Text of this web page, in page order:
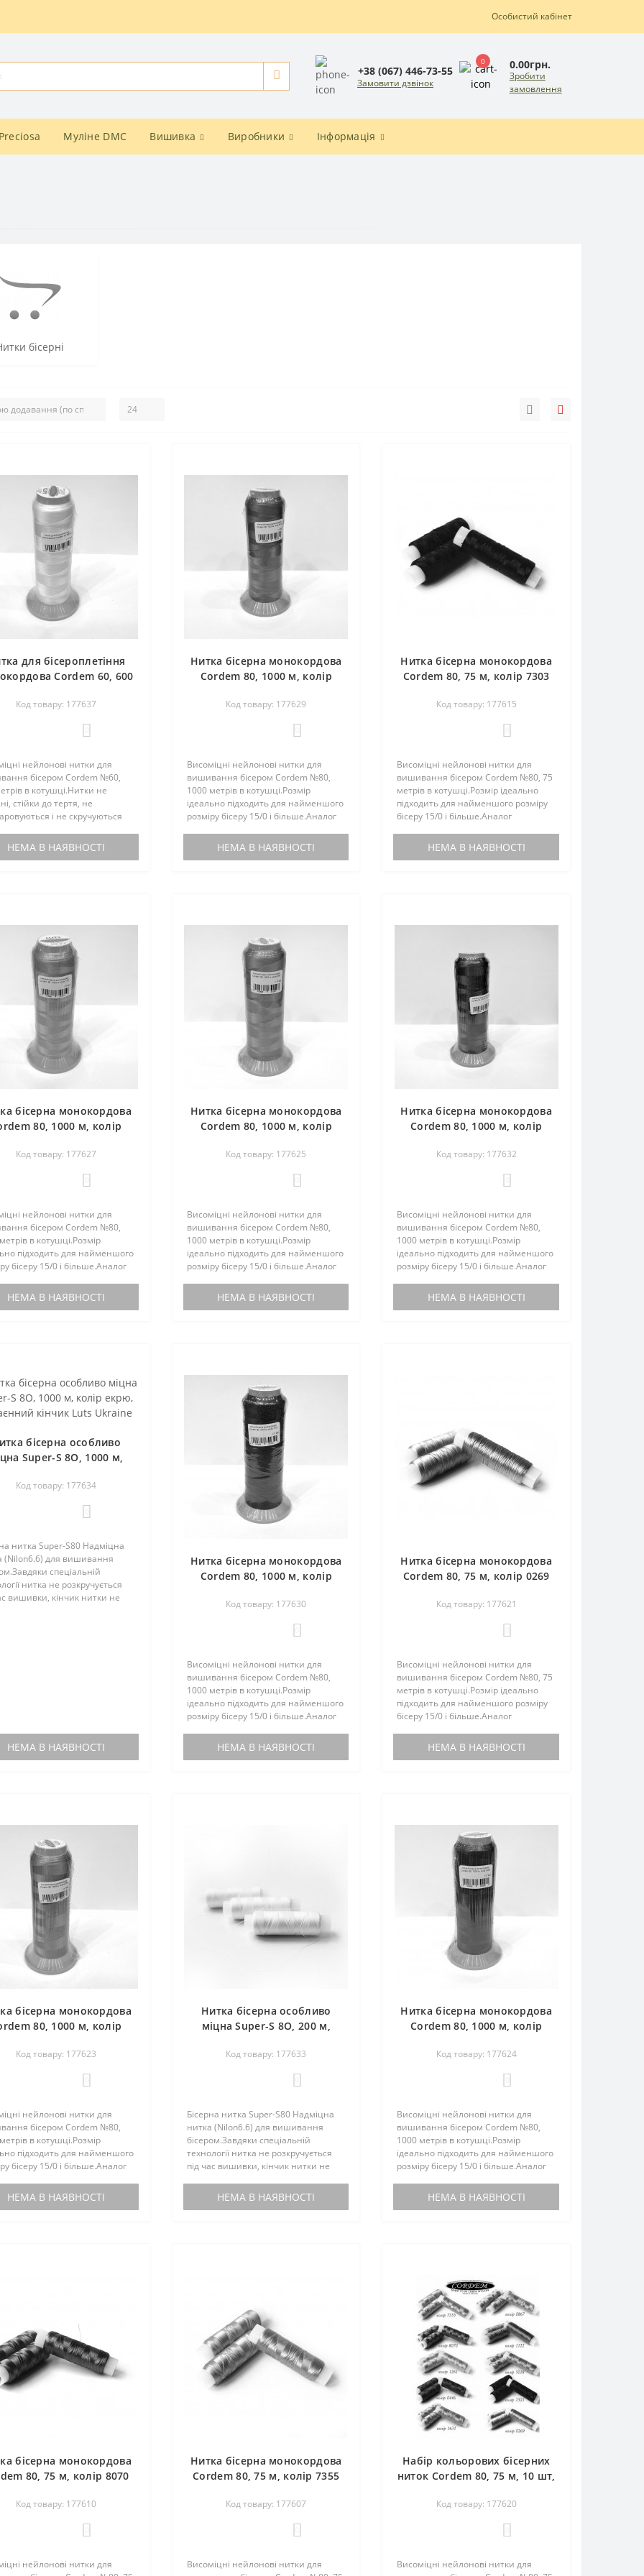
Особистий кабінет
+38 (067) 446-73-55
Замовити дзвінок
0 0.00грн.
Зробити
замовлення
Муліне DMC Вишивка Виробники Інформація
бісерні
для бісероплетіння
Cordem 60, 600
Ukraine
Код товару: 177637
нейлонові нитки для
бісером Cordem №60,
в котушці.Нитки не
стійки до тертя, не
і не скручуються
бісером гердан, селянок
поясів. Також можна ви..
НЕМА В НАЯВНОСТІ
Нитка бісерна монокордова
Cordem 80, 1000 м, колір
Ukraine
Код товару: 177629
Висоміцні нейлонові нитки для
вишивання бісером Cordem №80,
1000 метрів в котушці.Розмір
ідеально підходить для найменшого
розміру бісеру 15/0 і більше.Аналог
не кручені, стійки до тертя, не
розшаровуються і не скручую..
НЕМА В НАЯВНОСТІ
Нитка бісерна монокордова
Cordem 80, 75 м, колір 7303
Код товару: 177615
Висоміцні нейлонові нитки для
вишивання бісером Cordem №80, 75
метрів в котушці.Розмір ідеально
підходить для найменшого розміру
бісеру 15/0 і більше.Аналог
не кручені, стійки до тертя, не
розшаровуються і не скручують..
НЕМА В НАЯВНОСТІ
бісерна монокордова
80, 1000 м, колір
Ukraine
Код товару: 177627
нейлонові нитки для
бісером Cordem №80,
в котушці.Розмір
підходить для найменшого
бісеру 15/0 і більше.Аналог
стійки до тертя, не
і не скручую..
НЕМА В НАЯВНОСТІ
Нитка бісерна монокордова
Cordem 80, 1000 м, колір
Ukraine
Код товару: 177625
Висоміцні нейлонові нитки для
вишивання бісером Cordem №80,
1000 метрів в котушці.Розмір
ідеально підходить для найменшого
розміру бісеру 15/0 і більше.Аналог
не кручені, стійки до тертя, не
розшаровуються і не скручую..
НЕМА В НАЯВНОСТІ
Нитка бісерна монокордова
Cordem 80, 1000 м, колір
Luts Ukraine
Код товару: 177632
Висоміцні нейлонові нитки для
вишивання бісером Cordem №80,
1000 метрів в котушці.Розмір
ідеально підходить для найменшого
розміру бісеру 15/0 і більше.Аналог
не кручені, стійки до тертя, не
розшаровуються і не скручую..
НЕМА В НАЯВНОСТІ
бісерна особливо
Super-S 8O, 1000 м,
кінчик Luts Ukraine
Код товару: 177634
нитка Super-S80 Надміцна
(Nilon6.6) для вишивання
спеціальній
нитка не розкручується
вишивки, кінчик нитки не
НЕМА В НАЯВНОСТІ
Нитка бісерна монокордова
Cordem 80, 1000 м, колір
Ukraine
Код товару: 177630
Висоміцні нейлонові нитки для
вишивання бісером Cordem №80,
1000 метрів в котушці.Розмір
ідеально підходить для найменшого
розміру бісеру 15/0 і більше.Аналог
не кручені, стійки до тертя, не
розшаровуються і не скручую..
НЕМА В НАЯВНОСТІ
Нитка бісерна монокордова
Cordem 80, 75 м, колір 0269
Код товару: 177621
Висоміцні нейлонові нитки для
вишивання бісером Cordem №80, 75
метрів в котушці.Розмір ідеально
підходить для найменшого розміру
бісеру 15/0 і більше.Аналог
не кручені, стійки до тертя, не
розшаровуються і не скручують..
НЕМА В НАЯВНОСТІ
бісерна монокордова
80, 1000 м, колір
Ukraine
Код товару: 177623
нейлонові нитки для
бісером Cordem №80,
в котушці.Розмір
підходить для найменшого
бісеру 15/0 і більше.Аналог
стійки до тертя, не
і не скручую..
НЕМА В НАЯВНОСТІ
Нитка бісерна особливо
міцна Super-S 8O, 200 м,
кінчик Luts Ukraine
Код товару: 177633
Бісерна нитка Super-S80 Надміцна
нитка (Nilon6.6) для вишивання
бісером.Завдяки спеціальній
технології нитка не розкручується
під час вишивки, кінчик нитки не
не плутається, не тягнеться, легко
прослизає крізь бісерин..
НЕМА В НАЯВНОСТІ
Нитка бісерна монокордова
Cordem 80, 1000 м, колір
Ukraine
Код товару: 177624
Висоміцні нейлонові нитки для
вишивання бісером Cordem №80,
1000 метрів в котушці.Розмір
ідеально підходить для найменшого
розміру бісеру 15/0 і більше.Аналог
не кручені, стійки до тертя, не
розшаровуються і не скручую..
НЕМА В НАЯВНОСТІ
бісерна монокордова
80, 75 м, колір 8070
Ukraine
Код товару: 177610
нейлонові нитки для
Нитка бісерна монокордова
Cordem 80, 75 м, колір 7355
Ukraine
Код товару: 177607
Висоміцні нейлонові нитки для
Набір кольорових бісерних
ниток Cordem 80, 75 м, 10 шт,
Код товару: 177620
Висоміцні нейлонові нитки для